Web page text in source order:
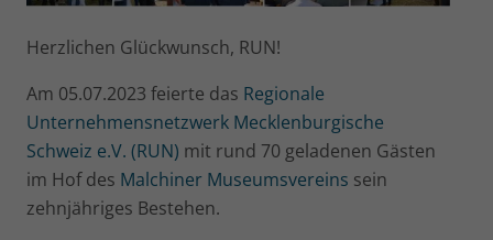
Herzlichen Glückwunsch, RUN!
Am 05.07.2023 feierte das Regionale
Unternehmensnetzwerk Mecklenburgische
Schweiz e.V. (RUN) mit rund 70 geladenen Gästen
im Hof des Malchiner Museumsvereins sein
zehnjähriges Bestehen.